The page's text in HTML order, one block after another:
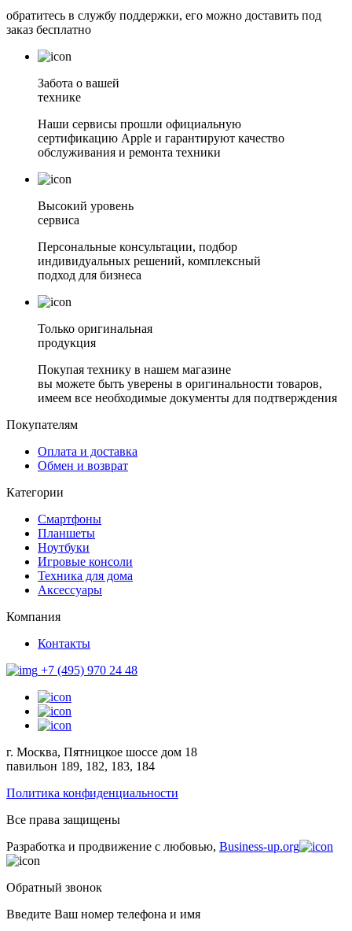
обратитесь в службу поддержки, его можно доставить под
заказ бесплатно
Забота о вашей
технике
Наши сервисы прошли официальную
сертификацию Apple и гарантируют качество
обслуживания и ремонта техники
Высокий уровень
сервиса
Персональные консультации, подбор
индивидуальных решений, комплексный
подход для бизнеса
Только оригинальная
продукция
Покупая технику в нашем магазине
вы можете быть уверены в оригинальности товаров,
имеем все необходимые документы для подтверждения
Покупателям
Оплата и доставка
Обмен и возврат
Категории
Смартфоны
Планшеты
Ноутбуки
Игровые консоли
Техника для дома
Аксессуары
Компания
Контакты
+7 (495) 970 24 48
г. Москва, Пятницкое шоссе дом 18
павильон 189, 182, 183, 184
Политика конфиденциальности
Все права защищены
Разработка и продвижение с любовью, Business-up.org
Обратный звонок
Введите Ваш номер телефона и имя